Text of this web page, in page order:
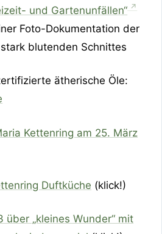
und Gartenunfällen“
Foto-Dokumentation der
blutenden Schnittes
ätherische Öle:
Kettenring am 25. März
Duftküche (klick!)
über „kleines Wunder“ mit